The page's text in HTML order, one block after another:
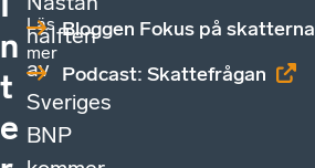
n
t
e
hälften
av
Sveriges
BNP
Läs
mer
Bloggen Fokus på skatterna
Podcast: Skattefrågan